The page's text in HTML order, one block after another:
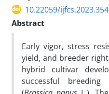
10.22059/
Abstract
Early vigor, stress
yield, and breeder
hybrid cultivar
successful